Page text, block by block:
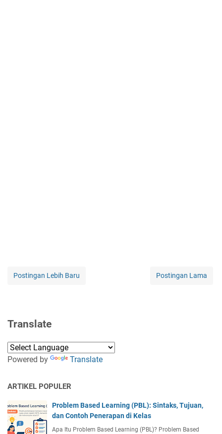
Postingan Lebih Baru Postingan Lama
Translate
Powered by Translate
ARTIKEL POPULER
Problem Based Learning (PBL): Sintaks, Tujuan,
dan Contoh Penerapan di Kelas
Apa Itu Problem Based Learning (PBL)? Problem Based